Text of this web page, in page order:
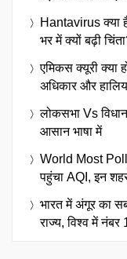
Hantavirus क्या
भर में क्यों बढ़ी
एमिकस क्यूरी क्या
अधिकार और
लोकसभा Vs
आसान भाषा में
World Most
पहुंचा AQI, इन
भारत में अंगूर का
राज्य, विश्व में